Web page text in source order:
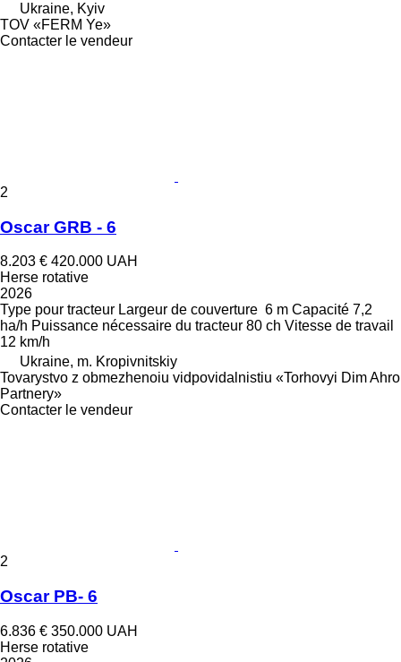
Ukraine, Kyiv
TOV «FERM Ye»
Contacter le vendeur
2
Oscar GRB - 6
8.203 € 420.000 UAH
Herse rotative
2026
Type pour tracteur Largeur de couverture 6 m Capacité 7,2
ha/h Puissance nécessaire du tracteur 80 ch Vitesse de travail
12 km/h
Ukraine, m. Kropivnitskiy
Tovarystvo z obmezhenoiu vidpovidalnistiu «Torhovyi Dim Ahro
Partnery»
Contacter le vendeur
2
Oscar PB- 6
6.836 € 350.000 UAH
Herse rotative